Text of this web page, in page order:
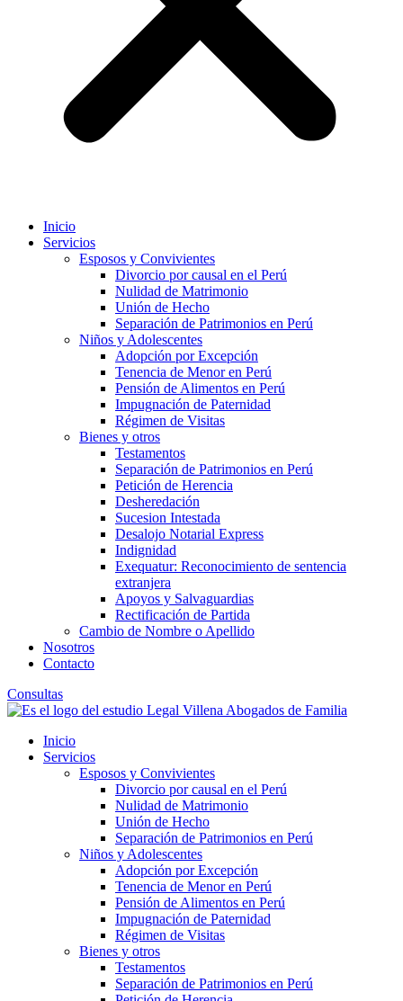
Inicio
Servicios
Esposos y Convivientes
Divorcio por causal en el Perú
Nulidad de Matrimonio
Unión de Hecho
Separación de Patrimonios en Perú
Niños y Adolescentes
Adopción por Excepción
Tenencia de Menor en Perú
Pensión de Alimentos en Perú
Impugnación de Paternidad
Régimen de Visitas
Bienes y otros
Testamentos
Separación de Patrimonios en Perú
Petición de Herencia
Desheredación
Sucesion Intestada
Desalojo Notarial Express
Indignidad
Exequatur: Reconocimiento de sentencia
extranjera
Apoyos y Salvaguardias
Rectificación de Partida
Cambio de Nombre o Apellido
Nosotros
Contacto
Consultas
Inicio
Servicios
Esposos y Convivientes
Divorcio por causal en el Perú
Nulidad de Matrimonio
Unión de Hecho
Separación de Patrimonios en Perú
Niños y Adolescentes
Adopción por Excepción
Tenencia de Menor en Perú
Pensión de Alimentos en Perú
Impugnación de Paternidad
Régimen de Visitas
Bienes y otros
Testamentos
Separación de Patrimonios en Perú